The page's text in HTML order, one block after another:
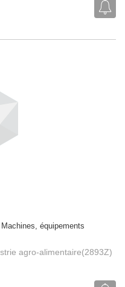
équipements
agro-alimentaire(2893Z)